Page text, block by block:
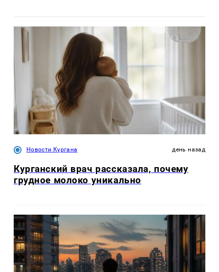
Новости Кургана день назад
Курганский врач рассказала, почему
грудное молоко уникально